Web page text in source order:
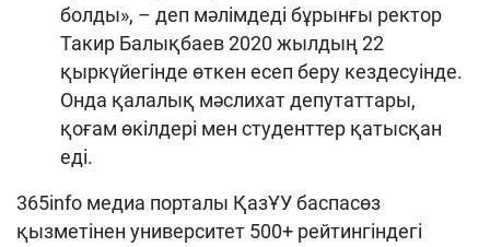
болды», – деп мәлімдеді бұрынғы ректор
Такир Балықбаев 2020 жылдың 22
қыркүйегінде өткен есеп беру кездесуінде.
Онда қалалық мәслихат депутаттары,
қоғам өкілдері мен студенттер қатысқан
еді.
365info медиа порталы ҚазҰУ баспасөз
қызметінен университет 500+ рейтингіндегі